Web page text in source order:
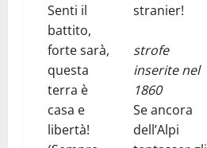
Senti il
battito,
forte sarà,
questa
terra è
casa e
libertà!
stranier!
strofe
inserite nel
1860
Se ancora
dell’Alpi